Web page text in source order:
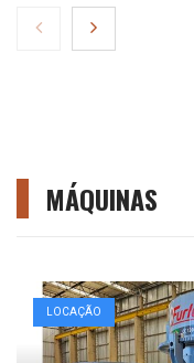
MÁQUINAS
LOCAÇÃO